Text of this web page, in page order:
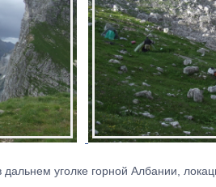
уголке горной Албании,